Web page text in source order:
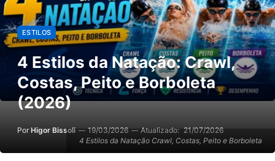
4 Estilos da Natação Crawl, Costas, Peito e Borboleta
ESTILOS
4 Estilos da Natação: Crawl,
Costas, Peito e Borboleta
(2026)
Por Higor Bissoli 19/03/2026 Atualizado: 21/07/2026